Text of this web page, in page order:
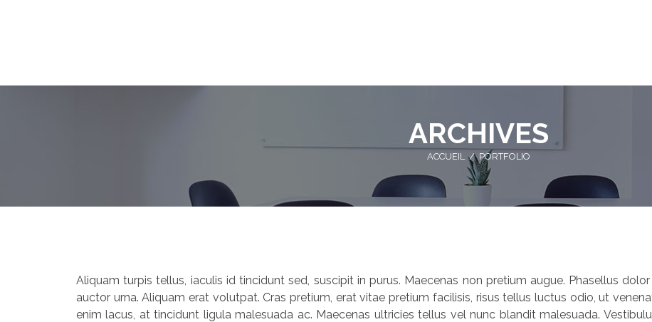
ARCHIVES
ACCUEIL / PORTFOLIO
Aliquam turpis tellus, iaculis id tincidunt sed, suscipit in purus. Maecenas non pretium augue. Phasellus
auctor urna. Aliquam erat volutpat. Cras pretium, erat vitae pretium facilisis, risus tellus luctus odio, ut
enim lacus, at tincidunt ligula malesuada ac. Maecenas ultricies tellus vel nunc blandit malesuada.